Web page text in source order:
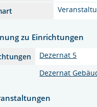
zu Einrichtungen
Dezernat 5
Dezernat